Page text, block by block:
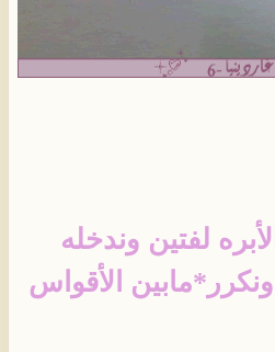
لفتين وندخله